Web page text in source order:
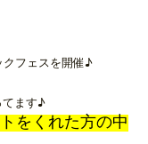
クフェスを開催♪
てます♪
をくれた方の中